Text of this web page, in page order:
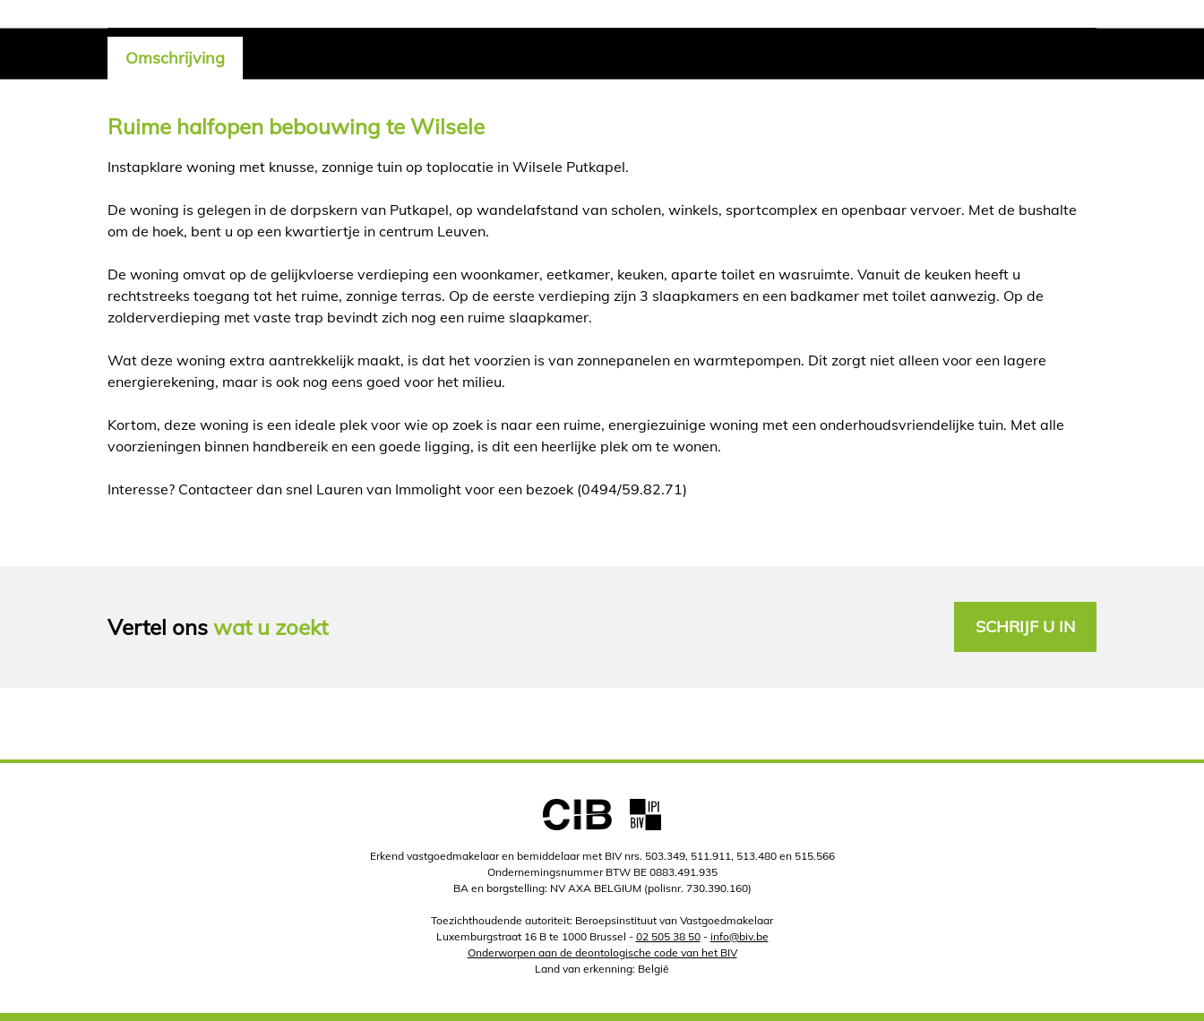
Omschrijving
Omschrijving
Ruime halfopen bebouwing te Wilsele
Instapklare woning met knusse, zonnige tuin op toplocatie in Wilsele Putkapel.
De woning is gelegen in de dorpskern van Putkapel, op wandelafstand van scholen, winkels, sportcomplex en openbaar vervoer. Met de bushalte
om de hoek, bent u op een kwartiertje in centrum Leuven.
De woning omvat op de gelijkvloerse verdieping een woonkamer, eetkamer, keuken, aparte toilet en wasruimte. Vanuit de keuken heeft u
rechtstreeks toegang tot het ruime, zonnige terras. Op de eerste verdieping zijn 3 slaapkamers en een badkamer met toilet aanwezig. Op de
zolderverdieping met vaste trap bevindt zich nog een ruime slaapkamer.
Wat deze woning extra aantrekkelijk maakt, is dat het voorzien is van zonnepanelen en warmtepompen. Dit zorgt niet alleen voor een lagere
energierekening, maar is ook nog eens goed voor het milieu.
Kortom, deze woning is een ideale plek voor wie op zoek is naar een ruime, energiezuinige woning met een onderhoudsvriendelijke tuin. Met alle
voorzieningen binnen handbereik en een goede ligging, is dit een heerlijke plek om te wonen.
Interesse? Contacteer dan snel Lauren van Immolight voor een bezoek (0494/59.82.71)
Vertel ons wat u zoekt SCHRIJF U IN
Erkend vastgoedmakelaar en bemiddelaar met BIV nrs. 503.349, 511.911, 513.480 en 515.566
Ondernemingsnummer BTW BE 0883.491.935
BA en borgstelling: NV AXA BELGIUM (polisnr. 730.390.160)
Toezichthoudende autoriteit: Beroepsinstituut van Vastgoedmakelaar
Luxemburgstraat 16 B te 1000 Brussel - 02 505 38 50- info@biv.be
Onderworpen aan de deontologische code van het BIV
Land van erkenning: België